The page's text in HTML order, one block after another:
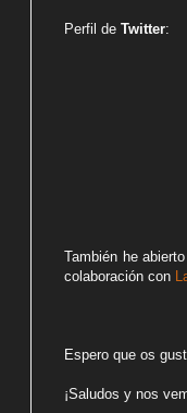
Perfil de Twitter:
También he
colaboración con
Espero que os
¡Saludos y nos